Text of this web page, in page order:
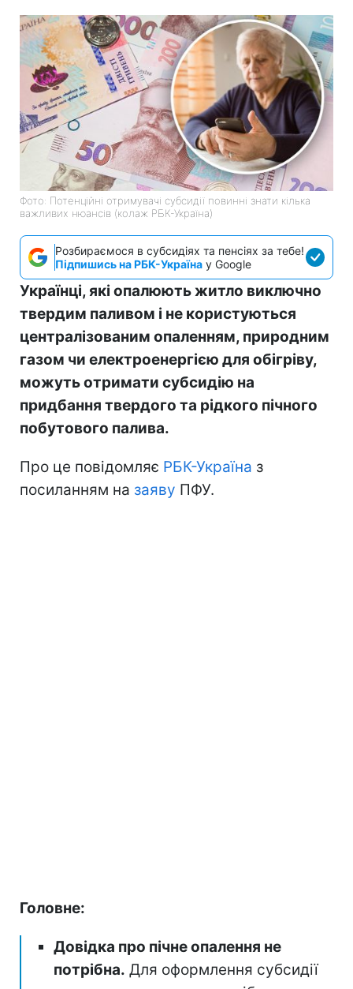
Фото: Потенційні отримувачі субсидії повинні знати кілька
важливих нюансів (колаж РБК-Україна)
Розбираємося в субсидіях та пенсіях за тебе!
Підпишись на РБК-Україна у Google
Українці, які опалюють житло виключно
твердим паливом і не користуються
централізованим опаленням, природним
газом чи електроенергією для обігріву,
можуть отримати субсидію на
придбання твердого та рідкого пічного
побутового палива.
Про це повідомляє РБК-Україна з
посиланням на заяву ПФУ.
Головне:
Довідка про пічне опалення не
потрібна. Для оформлення субсидії